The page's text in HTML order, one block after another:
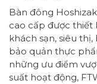
Bàn đông
cao cấp được thiết
khách sạn, siêu
bảo quản thực
những ưu điểm
suất hoạt động,